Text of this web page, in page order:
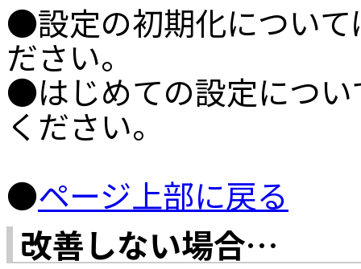
●設定の初期化につい
ださい。
●はじめての設定につ
ください。
●ページ上部に戻る
改善しない場合…